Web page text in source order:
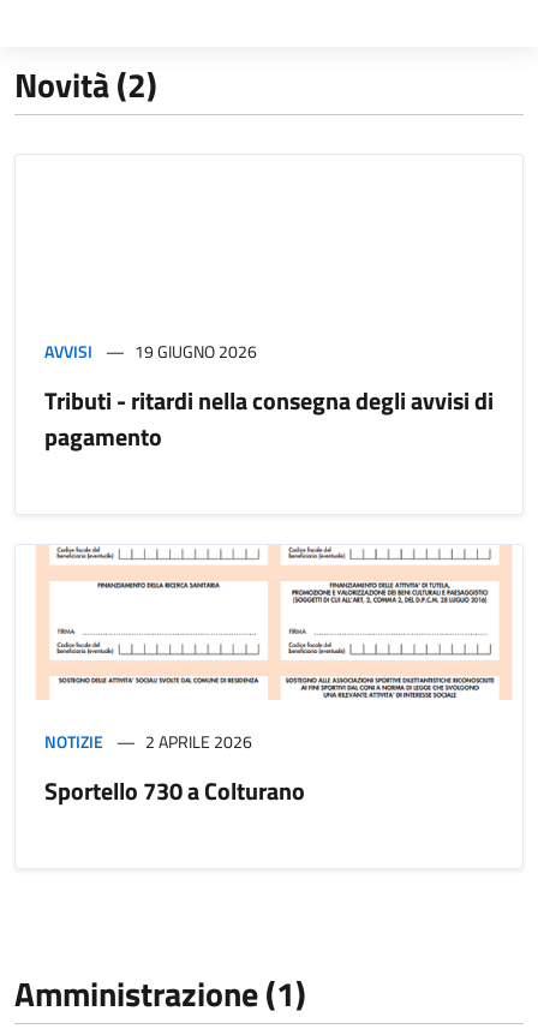
Novità (2)
AVVISI 19 GIUGNO 2026
Tributi - ritardi nella consegna degli avvisi di
pagamento
NOTIZIE 2 APRILE 2026
Sportello 730 a Colturano
Amministrazione (1)